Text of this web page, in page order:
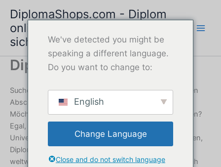
Inhalt
springen
DiplomaShops.com - Diplom
online kaufen | Schneller &
sicherer Service
Diplom kaufen
Suchen Sie weitere Informationen über ein Diplom, einen
Abschluss oder ein Zertifikat?
Möchten Sie schnell und sicher ein Diplom online kaufen?
Egal, ob Sie ein Highschool-Diplom, einen
Universitätsabschluss oder ein Berufszertifikat benötigen,
DiplomaShops.com bietet seriöse Diplomdienste mit
weltweiter Lieferung. Erhalten Sie schnell Ihr authentisch
We've detected you might be
speaking a different language.
Do you want to change to:
English
Change Language
Close and do not switch language